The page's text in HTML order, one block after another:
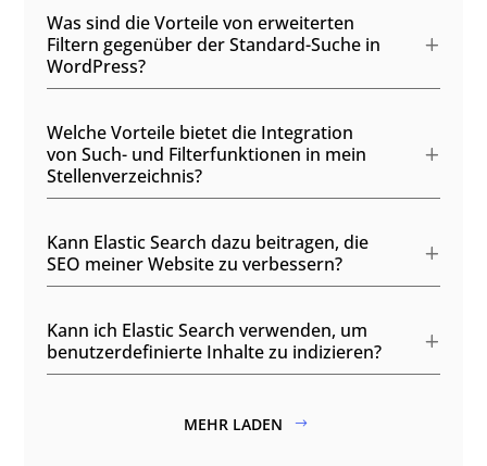
Was sind die Vorteile von erweiterten
Filtern gegenüber der Standard-Suche in
WordPress?
Welche Vorteile bietet die Integration
von Such- und Filterfunktionen in mein
Stellenverzeichnis?
Kann Elastic Search dazu beitragen, die
SEO meiner Website zu verbessern?
Kann ich Elastic Search verwenden, um
benutzerdefinierte Inhalte zu indizieren?
MEHR LADEN